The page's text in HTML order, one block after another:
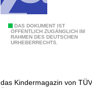
DAS DOKUMENT IST
ÖFFENTLICH ZUGÄNGLICH IM
RAHMEN DES DEUTSCHEN
URHEBERRECHTS.
das Kindermagazin von TÜV